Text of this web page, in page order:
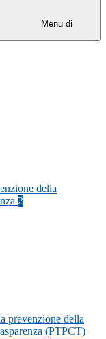
Menu di
della
2
prevenzione della
(PTPCT)